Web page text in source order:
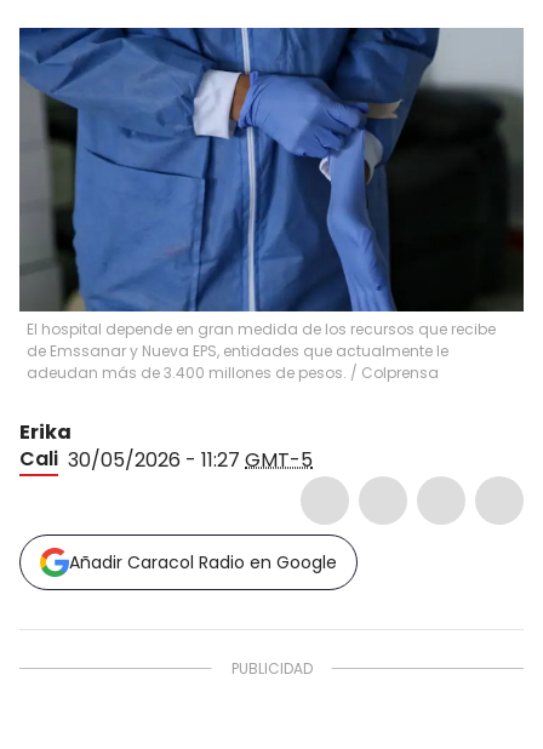
El hospital depende en gran medida de los recursos que recibe
de Emssanar y Nueva EPS, entidades que actualmente le
adeudan más de 3.400 millones de pesos. / Colprensa
Erika
Cali 30/05/2026 - 11:27 GMT-5
Añadir Caracol Radio en Google